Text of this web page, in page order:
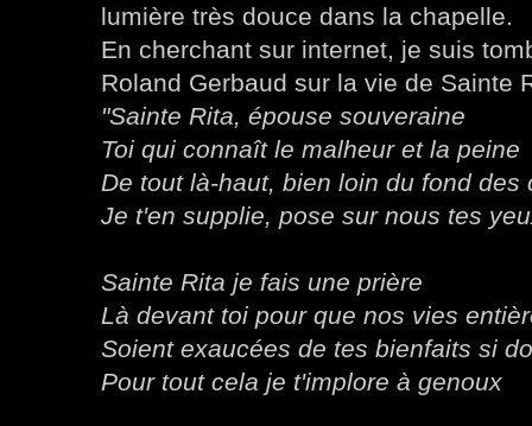
lumière très douce dans la chapelle.
En cherchant sur internet, je suis
Roland Gerbaud sur la vie de Sainte
"Sainte Rita, épouse souveraine
Toi qui connaît le malheur et la peine
De tout là-haut, bien loin du fond des
Je t'en supplie, pose sur nous tes
Sainte Rita je fais une prière
Là devant toi pour que nos vies
Soient exaucées de tes bienfaits si
Pour tout cela je t'implore à genoux